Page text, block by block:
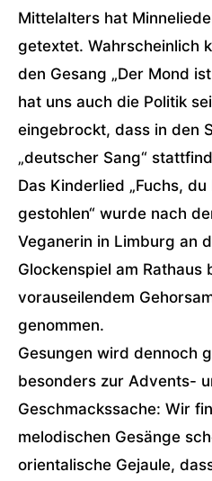
Mittelalters hat
getextet. Wahrscheinlich
den Gesang „Der Mond
hat uns auch die Politik
eingebrockt, dass in den
„deutscher Sang“
Das Kinderlied „Fuchs,
gestohlen“ wurde nach
Veganerin in Limburg an
Glockenspiel am Rathaus
vorauseilendem
genommen.
Gesungen wird dennoch
besonders zur Advents-
Geschmackssache: Wir
melodischen Gesänge
orientalische Gejaule,